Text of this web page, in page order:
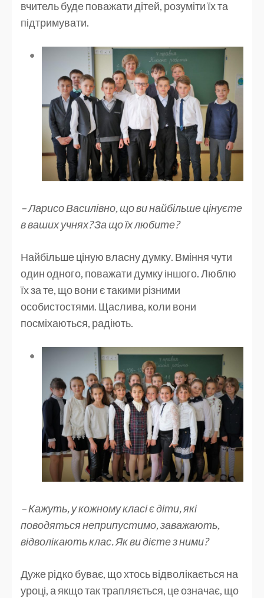
вчитель буде поважати дітей, розуміти їх та
підтримувати.
– Ларисо Василівно, що ви найбільше цінуєте
в ваших учнях? За що їх любите?
Найбільше ціную власну думку. Вміння чути
один одного, поважати думку іншого. Люблю
їх за те, що вони є такими різними
особистостями. Щаслива, коли вони
посміхаються, радіють.
– Кажуть, у кожному класі є діти, які
поводяться неприпустимо, заважають,
відволікають клас. Як ви дієте з ними?
Дуже рідко буває, що хтось відволікається на
уроці, а якщо так трапляється, це означає, що